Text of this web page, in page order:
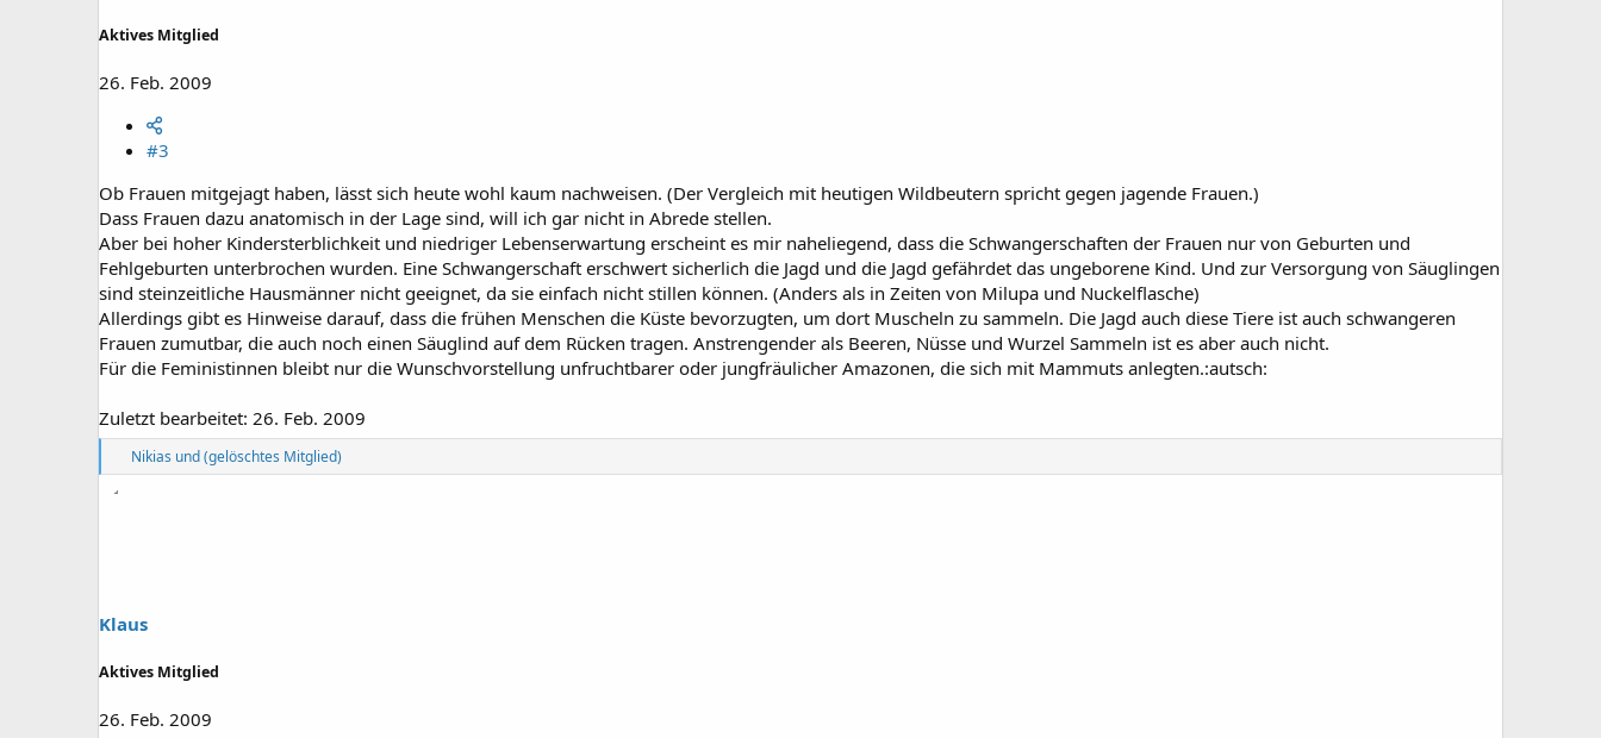
Aktives Mitglied
26. Feb. 2009
#3
Ob Frauen mitgejagt haben, lässt sich heute wohl kaum nachweisen. (Der Vergleich mit heutigen Wildbeutern spricht gegen jagende Frauen.)
Dass Frauen dazu anatomisch in der Lage sind, will ich gar nicht in Abrede stellen.
Aber bei hoher Kindersterblichkeit und niedriger Lebenserwartung erscheint es mir naheliegend, dass die Schwangerschaften der Frauen nur von Geburten und
Fehlgeburten unterbrochen wurden. Eine Schwangerschaft erschwert sicherlich die Jagd und die Jagd gefährdet das ungeborene Kind. Und zur Versorgung von Säuglingen
sind steinzeitliche Hausmänner nicht geeignet, da sie einfach nicht stillen können. (Anders als in Zeiten von Milupa und Nuckelflasche)
Allerdings gibt es Hinweise darauf, dass die frühen Menschen die Küste bevorzugten, um dort Muscheln zu sammeln. Die Jagd auch diese Tiere ist auch schwangeren
Frauen zumutbar, die auch noch einen Säuglind auf dem Rücken tragen. Anstrengender als Beeren, Nüsse und Wurzel Sammeln ist es aber auch nicht.
Für die Feministinnen bleibt nur die Wunschvorstellung unfruchtbarer oder jungfräulicher Amazonen, die sich mit Mammuts anlegten.:autsch:
Zuletzt bearbeitet: 26. Feb. 2009
R
e
n
Nikias und(gelöschtes Mitglied)
Klaus
Aktives Mitglied
26. Feb. 2009